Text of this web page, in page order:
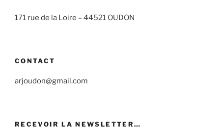
171 rue de la Loire –44521 OUDON
CONTACT
arjoudon@gmail.com
RECEVOIR LA NEWSLETTER…